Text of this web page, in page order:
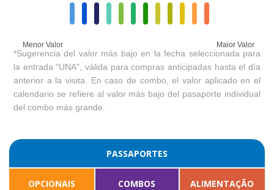
Menor Valor Maior Valor
*Sugerencia del valor más bajo en la fecha seleccionada para
la entrada "UNA", válida para compras anticipadas hasta el día
anterior a la visita. En caso de combo, el valor aplicado en el
calendario se refiere al valor más bajo del pasaporte individual
del combo más grande.
PASSAPORTES
OPCIONAIS COMBOS ALIMENTAÇÃO